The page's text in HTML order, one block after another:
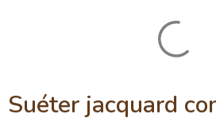
Suéter jacquard